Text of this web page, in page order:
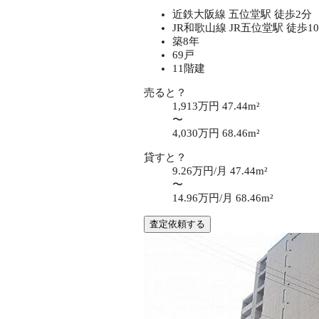
近鉄大阪線 五位堂駅 徒歩2分
JR和歌山線 JR五位堂駅 徒歩
築8年
69戸
11階建
売ると？
1,913万円 47.44m²
〜
4,030万円 68.46m²
貸すと？
9.26万円/月 47.44m²
〜
14.96万円/月 68.46m²
査定依頼する